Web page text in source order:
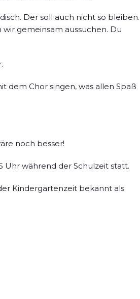
Der soll auch nicht so bleiben.
gemeinsam aussuchen. Du
dem Chor singen, was allen Spaß
noch besser!
Uhr während der Schulzeit statt.
Kindergartenzeit bekannt als